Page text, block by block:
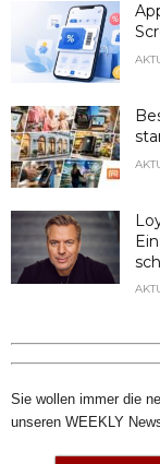
Sie wollen immer die
unseren WEEKLY